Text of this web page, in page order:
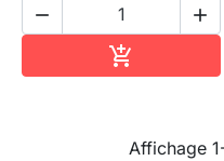
 

Affichage